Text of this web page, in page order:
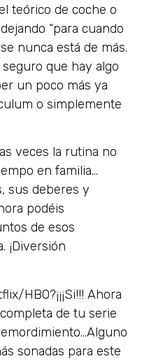
teórico de coche o
“para cuando
nunca está de más.
que hay algo
un poco más ya
o simplemente
veces la rutina no
en familia…
sus deberes y
podéis
de esos
¡Diversión
HBO?¡¡¡Si!!! Ahora
de tu serie
sonadas para este